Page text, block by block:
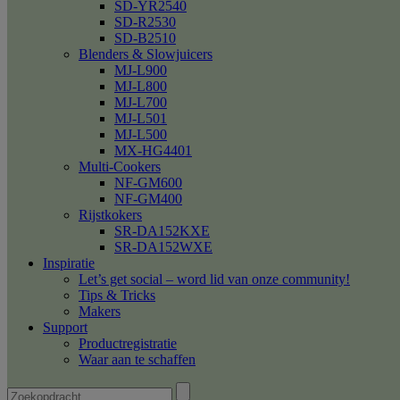
SD-YR2540
SD-R2530
SD-B2510
Blenders & Slowjuicers
MJ-L900
MJ-L800
MJ-L700
MJ-L501
MJ-L500
MX-HG4401
Multi-Cookers
NF-GM600
NF-GM400
Rijstkokers
SR-DA152KXE
SR-DA152WXE
Inspiratie
Let’s get social – word lid van onze community!
Tips & Tricks
Makers
Support
Productregistratie
Waar aan te schaffen